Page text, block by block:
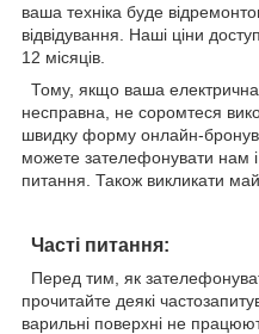
ваша техніка буде
відвідування. Наші ціни
12 місяців.
Тому, якщо ваша електрична
несправна, не соромтеся
швидку форму онлайн-
можете зателефонувати нам
питання. Також викликати
Часті питання:
Перед тим, як
прочитайте деякі
варильні поверхні не